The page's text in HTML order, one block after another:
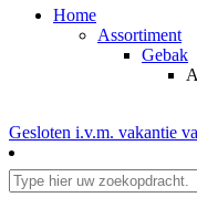
Home
Assortiment
Gebak
Gesloten i.v.m. vakantie